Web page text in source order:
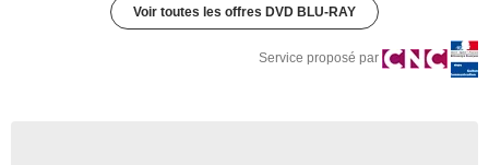
Voir toutes les offres DVD BLU-RAY
Service proposé par